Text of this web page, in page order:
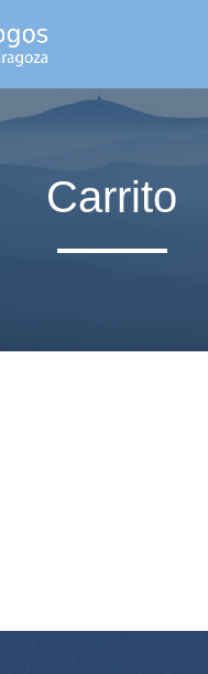
Carrito